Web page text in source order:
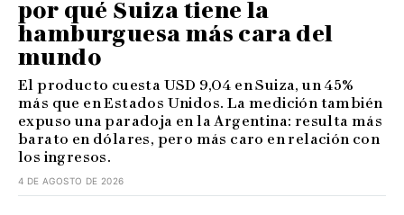
por qué Suiza tiene la
hamburguesa más cara del
mundo
El producto cuesta USD 9,04 en Suiza, un 45%
más que en Estados Unidos. La medición también
expuso una paradoja en la Argentina: resulta más
barato en dólares, pero más caro en relación con
los ingresos.
4 DE AGOSTO DE 2026